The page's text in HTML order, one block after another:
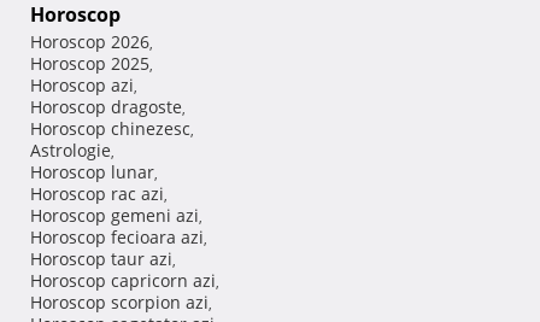
Horoscop
Horoscop 2026,
Horoscop 2025,
Horoscop azi,
Horoscop dragoste,
Horoscop chinezesc,
Astrologie,
Horoscop lunar,
Horoscop rac azi,
Horoscop gemeni azi,
Horoscop fecioara azi,
Horoscop taur azi,
Horoscop capricorn azi,
Horoscop scorpion azi,